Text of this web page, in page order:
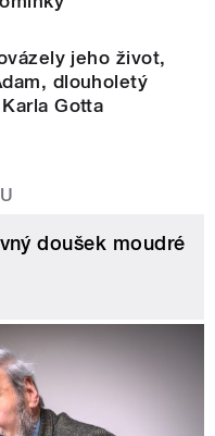
jeho život,
dlouholetý
Gotta
doušek moudré